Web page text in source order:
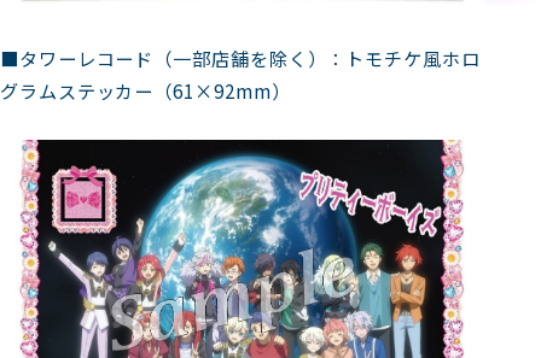
■タワーレコード（一部店舗を除く）：トモチケ風ホロ
グラムステッカー（61×92mm）